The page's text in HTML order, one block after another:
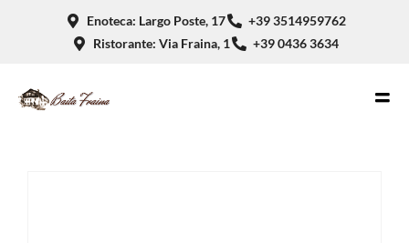
Enoteca: Largo Poste, 17
+39 3514959762
Ristorante: Via Fraina, 1
+39 0436 3634